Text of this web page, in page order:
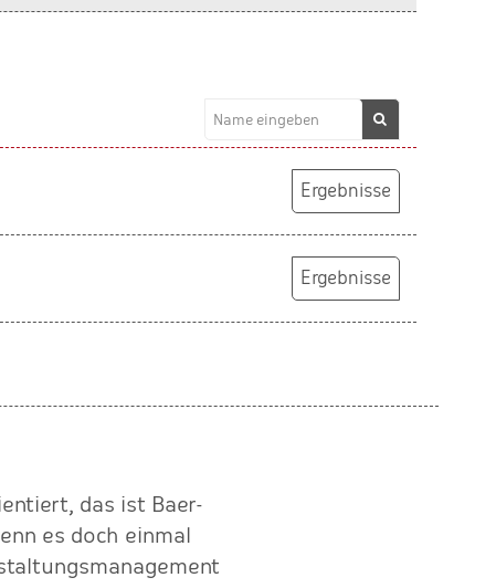
Ergebnisse
Ergebnisse
das ist Baer-
es doch einmal